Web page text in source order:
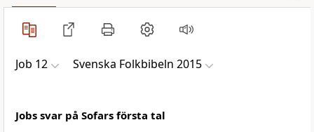
Job 12 Svenska Folkbibeln 2015
Jobs svar på Sofars första tal